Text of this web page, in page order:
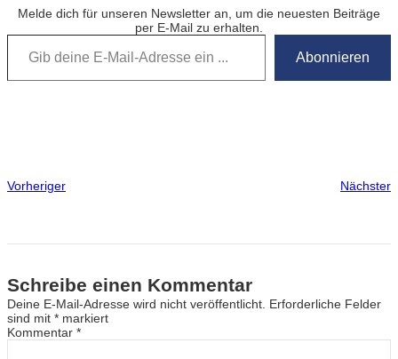
Melde dich für unseren Newsletter an, um die neuesten Beiträge
per E-Mail zu erhalten.
Gib deine E-Mail-Adresse ein …
Abonnieren
Vorheriger Nächster
Schreibe einen Kommentar
Deine E-Mail-Adresse wird nicht veröffentlicht. Erforderliche Felder
sind mit * markiert
Kommentar *